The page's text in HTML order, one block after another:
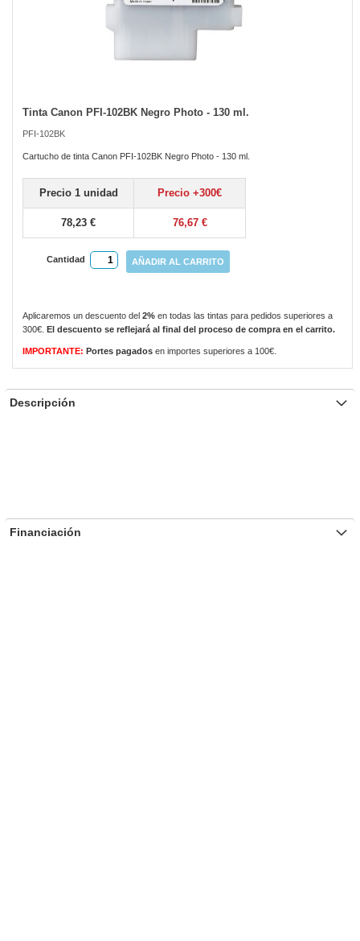
Tinta Canon PFI-102BK Negro Photo - 130 ml.
PFI-102BK
Cartucho de tinta Canon PFI-102BK Negro Photo - 130 ml.
Precio 1 unidad Precio +300€
78,23 € 76,67 €
Cantidad AÑADIR AL CARRITO
Aplicaremos un descuento del 2% en todas las tintas para pedidos superiores a
300€.
El descuento se reflejará al final del proceso de compra en el carrito.
IMPORTANTE: Portes pagados en importes superiores a 100€.
Skip
the
beginning
the
images
gallery
Descripción
Financiación